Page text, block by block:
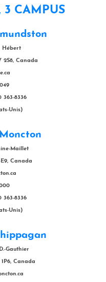
3 CAMPUS
Hébert
2S8, Canada
363-8336
Unis)
Maillet
Canada
363-8336
Unis)
Gauthier
Canada